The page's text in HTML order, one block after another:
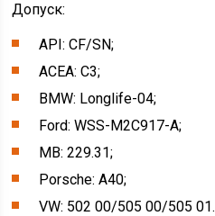
Допуск:
API: CF/SN;
ACEA: C3;
BMW: Longlife-04;
Ford: WSS-M2C917-A;
MB: 229.31;
Porsche: A40;
VW: 502 00/505 00/505 01.